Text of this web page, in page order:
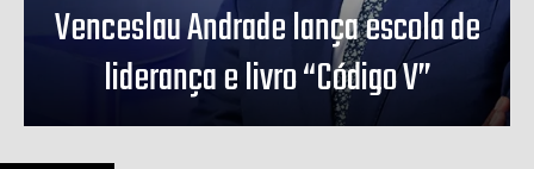
Venceslau Andrade lança escola de
liderança e livro “Código V”